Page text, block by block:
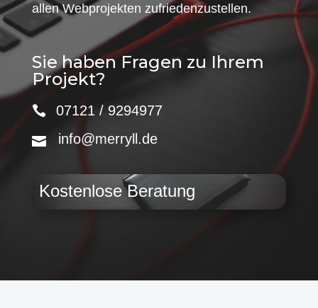
allen Webprojekten zufriedenzustellen.
Sie haben Fragen zu Ihrem
Projekt?
07121 / 9294977
info@merryll.de
Kostenlose Beratung